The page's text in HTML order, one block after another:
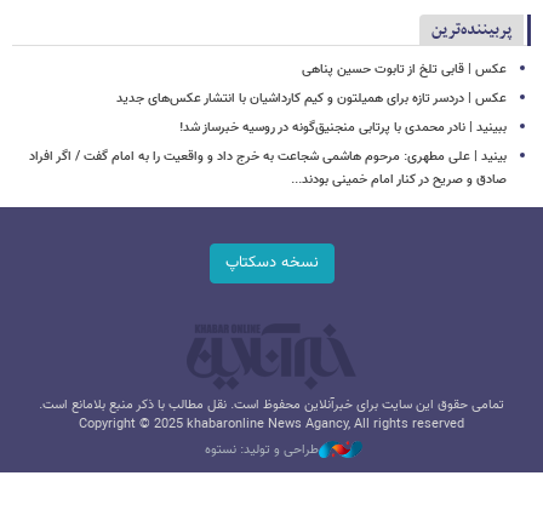
پربیننده‌ترین
عکس | قابی تلخ از تابوت حسین پناهی
عکس | دردسر تازه برای همیلتون و کیم کارداشیان با انتشار عکس‌های جدید
ببینید | نادر محمدی با پرتابی منجنیق‌گونه در روسیه خبرساز شد!
بینید | علی مطهری: مرحوم هاشمی شجاعت به خرج داد و واقعیت را به امام گفت / اگر افراد
صادق و صریح در کنار امام خمینی بودند...
نسخه دسکتاپ
تمامی حقوق این سایت برای خبرآنلاین محفوظ است. نقل مطالب با ذکر منبع بلامانع است.
Copyright © 2025 khabaronline News Agancy, All rights reserved
طراحی و تولید: نستوه